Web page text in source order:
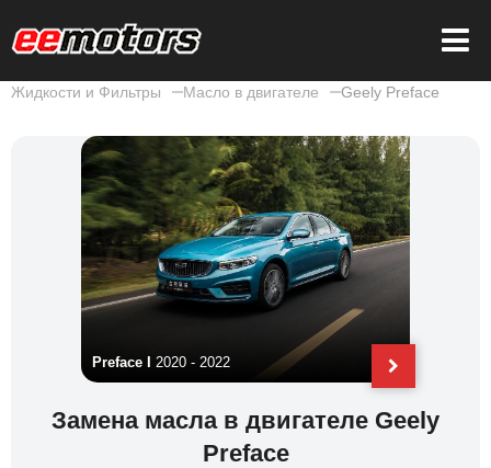
Жидкости и Фильтры Масло в двигателе Geely Preface
Preface I 2020 - 2022
Замена масла в двигателе Geely
Preface